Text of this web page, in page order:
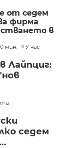
от седем
фирма
в
райони
и
мин.
У нас
Лайпциг:
седем